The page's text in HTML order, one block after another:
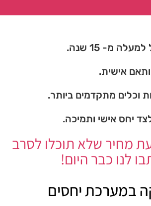
מ- 15 שנה.
אישית.
וכלים מתקדמים ביותר.
לצד יחס אישי ותמיכה.
מחיר שלא תוכלו לסרב
לנו כבר היום!
במערכת יחסים